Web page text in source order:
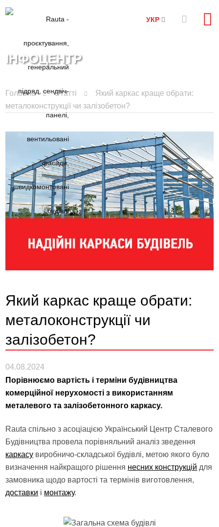
УКР
ІНФОЦЕНТР
Головна Статті
Який каркас краще обрати:
металоконструкції чи залізобетон?
Який каркас краще обрати:
металоконструкції чи
залізобетон?
04.08.2024
Порівнюємо вартість і терміни будівництва
комерційної нерухомості з використанням
металевого та залізобетонного каркасу.
Rauta спільно з асоціацією Український Центр Сталевого
Будівництва провела порівняльний аналіз зведення
каркасу виробничо-складської будівлі, метою якого було
визначення найкращого рішення несних конструкцій для
замовника щодо вартості та термінів виготовлення,
доставки і монтажу.